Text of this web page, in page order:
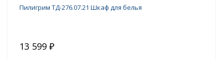
Пилигрим ТД-276.07.21 Шкаф для белья
13 599 ₽